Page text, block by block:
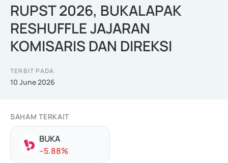
RUPST 2026, BUKALAPAK
RESHUFFLE JAJARAN
KOMISARIS DAN DIREKSI
TERBIT PADA
10 June 2026
SAHAM TERKAIT
BUKA
--5.88%